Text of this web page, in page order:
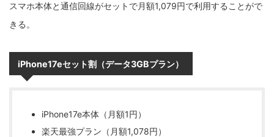
スマホ本体と通信回線がセットで月額1,079円で利用することがで
きる。
iPhone17eセット割（データ3GBプラン）
iPhone17e本体（月額1円）
楽天最強プラン（月額1,078円）